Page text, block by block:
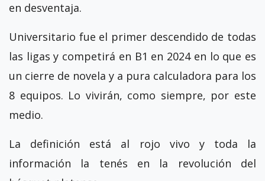
en desventaja.
Universitario fue el primer descendido de todas
las ligas y competirá en B1 en 2024 en lo que es
un cierre de novela y a pura calculadora para los
8 equipos. Lo vivirán, como siempre, por este
medio.
La definición está al rojo vivo y toda la
información la tenés en la revolución del